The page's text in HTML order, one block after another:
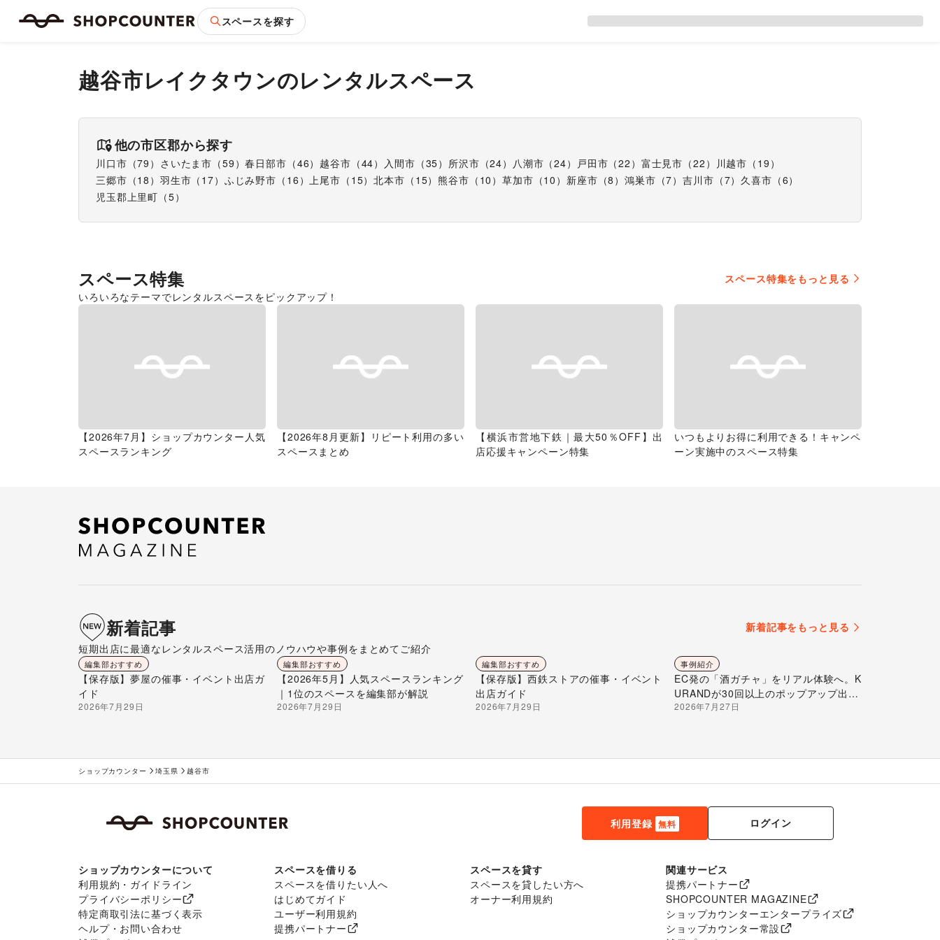
スペースを探す
越谷市レイクタウンのレンタルスペース
他の市区郡から探す
川口市 （79 ） さいたま市 （59 ）春日部市 （46） 越谷市 （44） 入間市 （35） 所沢市 （24） 八潮市 （24） 戸田市 （22 ） 富士見市 （22 ） 川越市 （ 19 ）
三郷市 （18 ） 羽生市 （ 17） ふじみ野市 （ 16 ）上尾市 （ 15）北本市 （ 15）熊谷市 （ 10 ）草加市 （10 ） 新座市 （8 ）鴻巣市 （7）吉川市 （7） 久喜市 （6）
児玉郡上里町 （5）
スペース特集
スペース特集をもっと見る
いろいろなテーマでレンタルスペースをピックアップ！
【2026年7月】ショップカウンター人気
スペースランキング
【2026年8月更新】リピート利用の多い
スペースまとめ
【横浜市営地下鉄｜最大50％OFF】出
店応援キャンペーン特集
いつもよりお得に利用できる！キャンペ
ーン実施中のスペース特集
新着記事
新着記事をもっと見る
短期出店に最適なレンタルスペース活用のノウハウや事例をまとめてご紹介
編集部おすすめ
【保存版】夢屋の催事・イベント出店ガ
イド
2026年7月29日
編集部おすすめ
【2026年5月】人気スペースランキング
｜1位のスペースを編集部が解説
2026年7月29日
編集部おすすめ
【保存版】西鉄ストアの催事・イベント
出店ガイド
2026年7月29日
事例紹介
EC発の「酒ガチャ」をリアル体験へ。K
URANDが30回以上のポップアップ出店
で届ける“新しいお酒との出会い”
2026年7月27日
ショップカウンター 埼玉県 越谷市
利用登録 無料 ログイン
ショップカウンターについて
利用規約・ガイドライン
プライバシーポリシー
特定商取引法に基づく表示
ヘルプ・お問い合わせ
スペースを借りる
スペースを借りたい人へ
はじめてガイド
ユーザー利用規約
提携パートナー
スペースを貸す
スペースを貸したい方へ
オーナー利用規約
関連サービス
提携パートナー
SHOPCOUNTER MAGAZINE
ショップカウンターエンタープライズ
ショップカウンター常設